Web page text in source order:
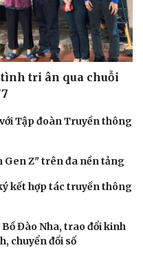
tri ân qua chuỗi
Tập đoàn Truyền thông
Gen Z" trên đa nền tảng
kết hợp tác truyền thông
Bồ Đào Nha, trao đổi kinh
chuyển đổi số